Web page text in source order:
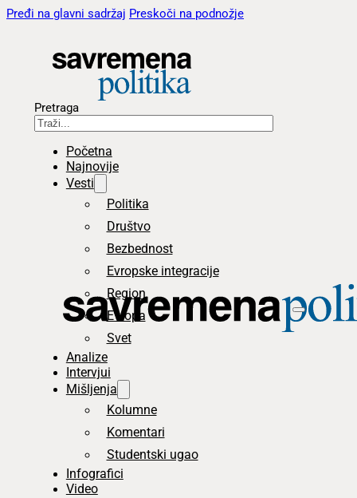
Pređi na glavni sadržaj Preskoči na podnožje
Pretraga
Početna
Najnovije
Vesti
Politika
Društvo
Bezbednost
Evropske integracije
Region
Evropa
Svet
Analize
Intervjui
Mišljenja
Kolumne
Komentari
Studentski ugao
Infografici
Video